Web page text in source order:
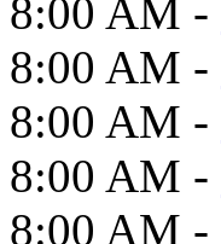
8:00 AM -
8:00 AM -
8:00 AM -
8:00 AM -
8:00 AM -